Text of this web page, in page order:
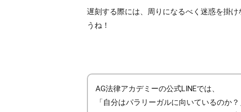
遅刻する際には、周りになるべく迷惑を掛
うね！
AG法律アカデミーの公式LINEでは、
「自分はパラリーガルに向いているのか